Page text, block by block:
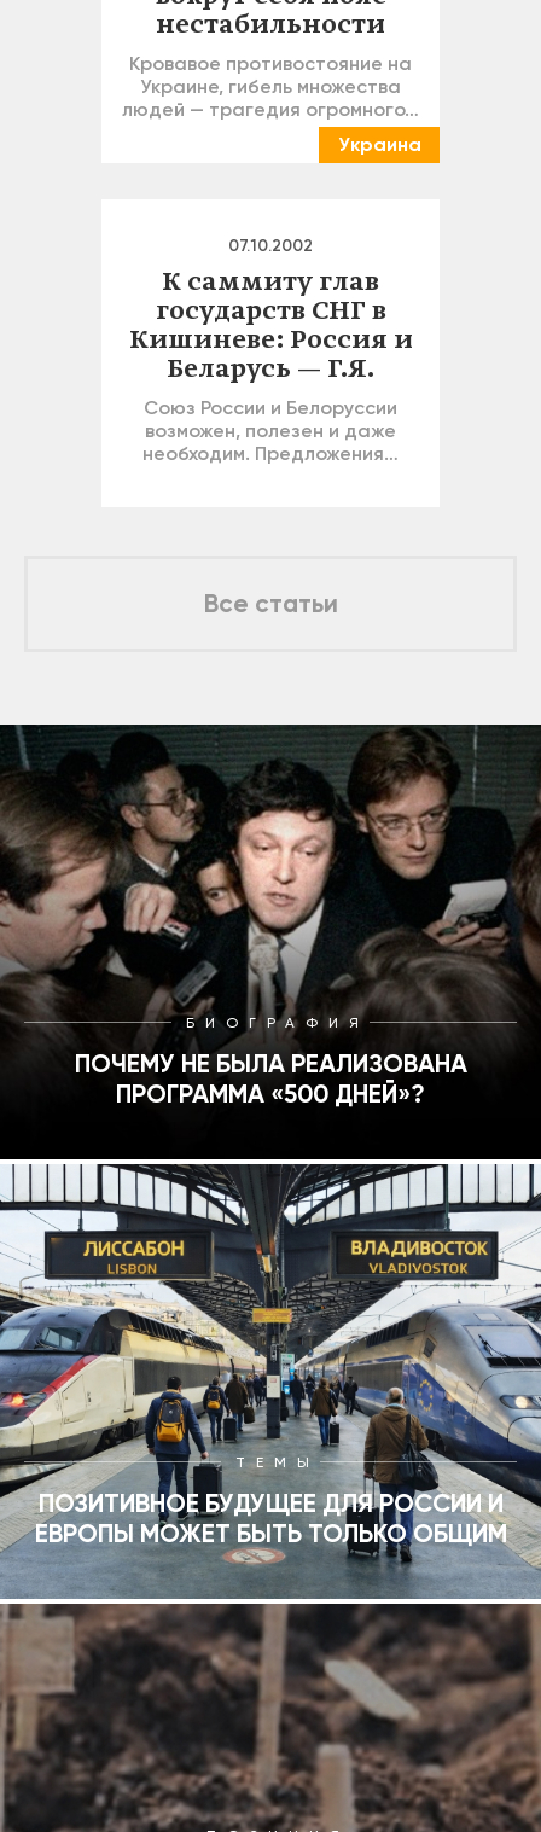
нестабильности
Кровавое противостояние на
Украине, гибель множества
людей — трагедия огромного…
Украина
07.10.2002
К саммиту глав
государств СНГ в
Кишиневе: Россия и
Беларусь — Г.Я.
Союз России и Белоруссии
возможен, полезен и даже
необходим. Предложения…
Все статьи
БИОГРАФИЯ
ПОЧЕМУ НЕ БЫЛА РЕАЛИЗОВАНА
ПРОГРАММА «500 ДНЕЙ»?
ТЕМЫ
ПОЗИТИВНОЕ БУДУЩЕЕ ДЛЯ РОССИИ И
ЕВРОПЫ МОЖЕТ БЫТЬ ТОЛЬКО ОБЩИМ